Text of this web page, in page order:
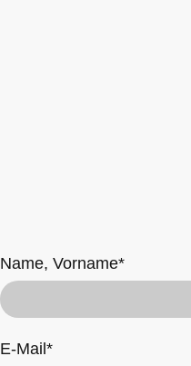
Name, Vorname*
E-Mail *